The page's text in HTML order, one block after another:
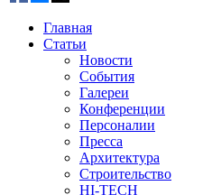
Главная
Статьи
Новости
События
Галереи
Конференции
Персоналии
Пресса
Архитектура
Строительство
HI-TECH